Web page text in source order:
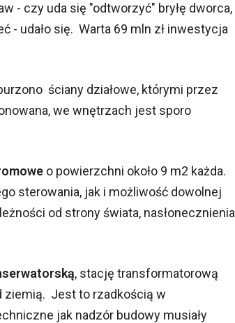
- czy uda się "odtworzyć" bryłę dworca,
- udało się. Warta 69 mln zł inwestycja
ściany działowe, którymi przez
we wnętrzach jest sporo
o powierzchni około 9 m2 każda.
sterowania, jak i możliwość dowolnej
od strony świata, nasłonecznienia
, stację transformatorową
ziemią. Jest to rzadkością w
jak nadzór budowy musiały